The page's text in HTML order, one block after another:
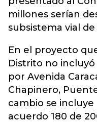
millones serían
subsistema vial
En el proyecto
Distrito no
por Avenida
Chapinero,
cambio se incluye
acuerdo 180 de